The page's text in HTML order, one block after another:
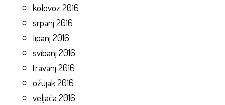
kolovoz 2016
srpanj 2016
lipanj 2016
svibanj 2016
travanj 2016
ožujak 2016
veljača 2016